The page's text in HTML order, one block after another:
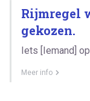
Rijmregel
gekozen.
Iets [Iemand]
Meer info